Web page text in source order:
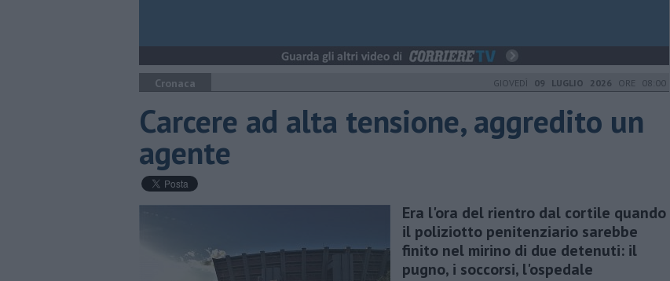
Cronaca GIOVEDÌ 09 LUGLIO 2026 ORE 08:00
Carcere ad alta tensione, aggredito un
agente
Era l'ora del rientro dal cortile quando
il poliziotto penitenziario sarebbe
finito nel mirino di due detenuti: il
pugno, i soccorsi, l'ospedale